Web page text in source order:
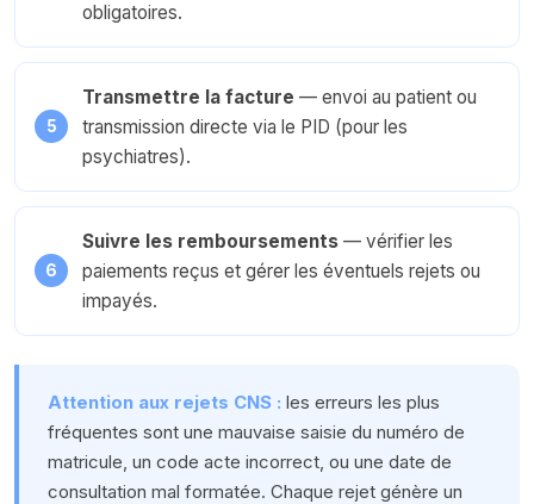
obligatoires.
Transmettre la facture — envoi au patient ou
transmission directe via le PID (pour les
psychiatres).
Suivre les remboursements — vérifier les
paiements reçus et gérer les éventuels rejets ou
impayés.
Attention aux rejets CNS : les erreurs les plus
fréquentes sont une mauvaise saisie du numéro de
matricule, un code acte incorrect, ou une date de
consultation mal formatée. Chaque rejet génère un